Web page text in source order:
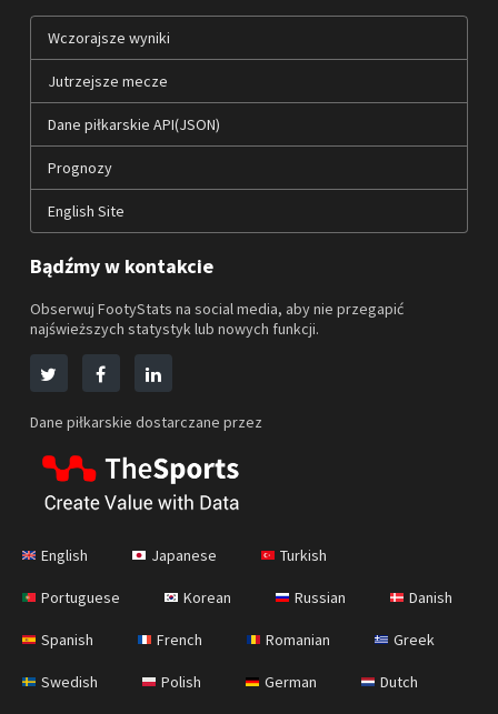
Wczorajsze wyniki
Jutrzejsze mecze
Dane piłkarskie API(JSON)
Prognozy
English Site
Bądźmy w kontakcie
Obserwuj FootyStats na social media, aby nie przegapić
najświeższych statystyk lub nowych funkcji.
Dane piłkarskie dostarczane przez
English Japanese Turkish
Portuguese Korean Russian Danish
Spanish French Romanian Greek
Swedish Polish German Dutch